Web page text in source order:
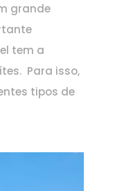
grande
tem a
Para isso,
tipos de